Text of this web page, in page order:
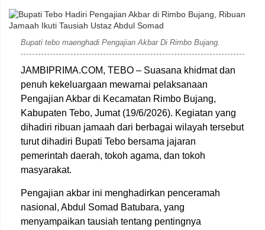
Bupati tebo maenghadi Pengajian Akbar Di Rimbo Bujang.
JAMBIPRIMA.COM, TEBO – Suasana khidmat dan
penuh kekeluargaan mewarnai pelaksanaan
Pengajian Akbar di Kecamatan Rimbo Bujang,
Kabupaten Tebo, Jumat (19/6/2026). Kegiatan yang
dihadiri ribuan jamaah dari berbagai wilayah tersebut
turut dihadiri Bupati Tebo bersama jajaran
pemerintah daerah, tokoh agama, dan tokoh
masyarakat.
Pengajian akbar ini menghadirkan penceramah
nasional, Abdul Somad Batubara, yang
menyampaikan tausiah tentang pentingnya